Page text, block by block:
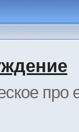
про